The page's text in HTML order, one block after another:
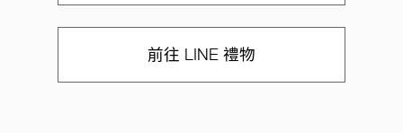
前往 LINE 禮物